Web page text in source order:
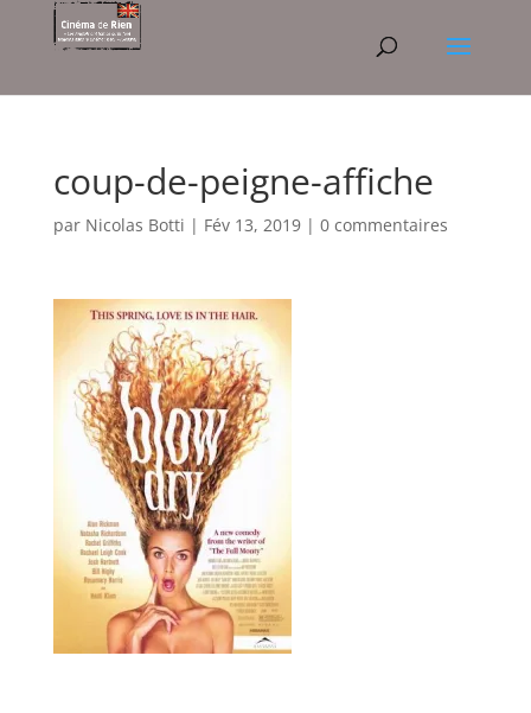
coup-de-peigne-affiche
par Nicolas Botti | Fév 13, 2019| 0 commentaires